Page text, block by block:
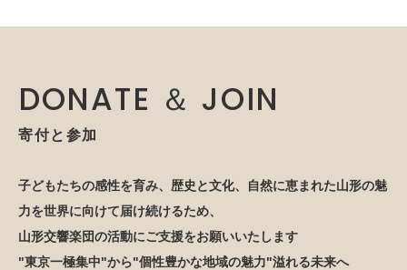
DONATE ＆ JOIN
寄付と参加
子どもたちの感性を育み、歴史と文化、自然に恵まれた山形の魅
力を世界に向けて届け続けるため、
山形交響楽団の活動にご支援をお願いいたします
"東京一極集中"から"個性豊かな地域の魅力"溢れる未来へ